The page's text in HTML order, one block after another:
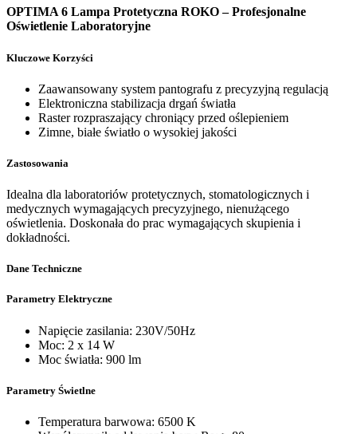
OPTIMA 6 Lampa Protetyczna ROKO – Profesjonalne
Oświetlenie Laboratoryjne
Kluczowe Korzyści
Zaawansowany system pantografu z precyzyjną regulacją
Elektroniczna stabilizacja drgań światła
Raster rozpraszający chroniący przed oślepieniem
Zimne, białe światło o wysokiej jakości
Zastosowania
Idealna dla laboratoriów protetycznych, stomatologicznych i
medycznych wymagających precyzyjnego, nienużącego
oświetlenia. Doskonała do prac wymagających skupienia i
dokładności.
Dane Techniczne
Parametry Elektryczne
Napięcie zasilania: 230V/50Hz
Moc: 2 x 14 W
Moc światła: 900 lm
Parametry Świetlne
Temperatura barwowa: 6500 K